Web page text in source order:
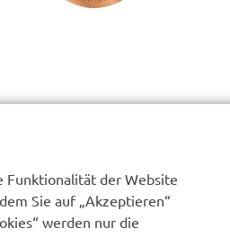
Funktionalität der Website
Sie auf „Akzeptieren“
werden nur die